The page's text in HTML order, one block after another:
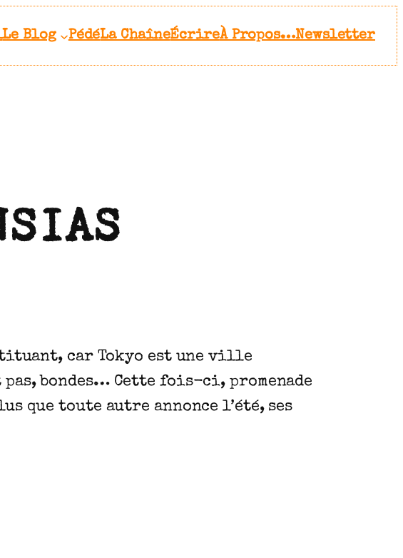
Le Blog PédéLa ChaîneÉcrireÀ Propos…Newsletter
car Tokyo est une ville
bondes… Cette fois-ci, promenade
que toute autre annonce l’été, ses